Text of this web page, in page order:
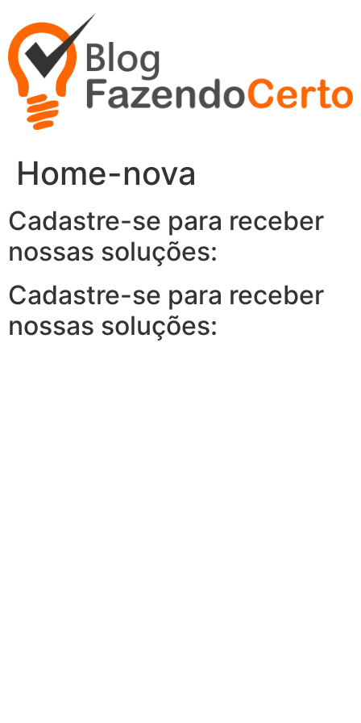
para
conteúdo
Home-nova
Cadastre-se para receber
nossas soluções:
Cadastre-se para receber
nossas soluções: